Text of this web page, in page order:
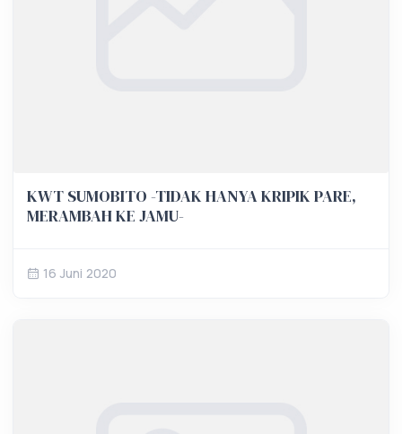
KWT SUMOBITO -TIDAK HANYA KRIPIK PARE,
MERAMBAH KE JAMU-
16 Juni 2020